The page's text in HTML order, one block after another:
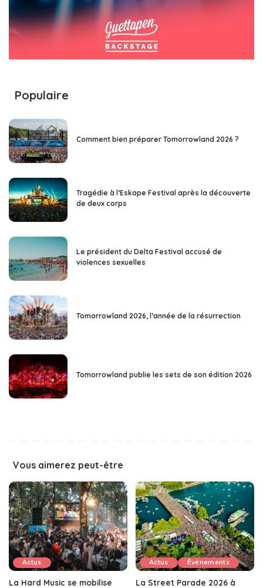
Populaire
Comment bien préparer Tomorrowland 2026 ?
Tragédie à l’Eskape Festival après la découverte
de deux corps
Le président du Delta Festival accusé de
violences sexuelles
Tomorrowland 2026, l’année de la résurrection
Tomorrowland publie les sets de son édition 2026
Vous aimerez peut-être
Actus
La Hard Music se mobilise
Actus Événements
La Street Parade 2026 à